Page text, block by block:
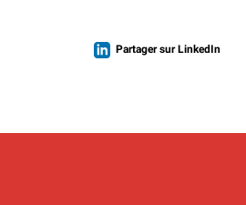
Partager sur LinkedIn